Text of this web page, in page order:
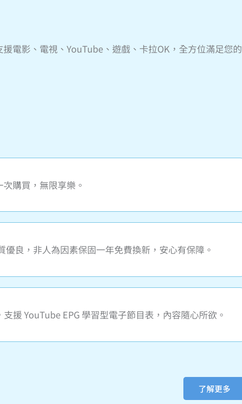
電影、電視、YouTube、遊戲、卡拉OK，全方位滿足您的
購買，無限享樂。
優良，非人為因素保固一年免費換新，安心有保障。
支援 YouTube EPG 學習型電子節目表，內容隨心所欲。
了解更多